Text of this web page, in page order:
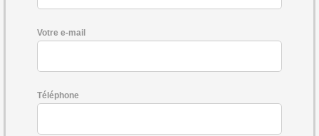
Votre e-mail
Téléphone